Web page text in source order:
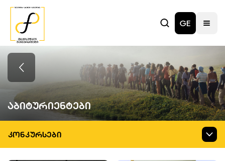
GE
Აბიტურიენტები
ᲙᲝᲜᲙᲣᲠᲡᲔᲑᲘ